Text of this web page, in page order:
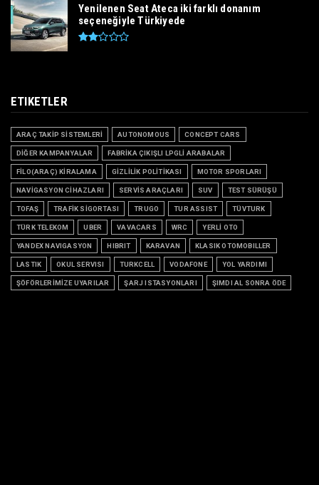
Yenilenen Seat Ateca iki farklı donanım
seçeneğiyle Türkiyede
ETIKETLER
ARAÇ TAKİP SİSTEMLERİ AUTONOMOUS CONCEPT CARS
DİĞER KAMPANYALAR FABRİKA ÇIKIŞLI LPGLİ ARABALAR
FİLO(ARAÇ) KİRALAMA GİZLİLİK POLİTİKASI MOTOR SPORLARI
NAVİGASYON CİHAZLARI SERVİS ARAÇLARI SUV TEST SÜRÜŞÜ
TOFAŞ TRAFİK SİGORTASI TRUGO TUR ASSIST TÜVTURK
TÜRK TELEKOM UBER VAVACARS WRC YERLİ OTO
YANDEX NAVIGASYON HIBRIT KARAVAN KLASIK OTOMOBILLER
LASTIK OKUL SERVISI TURKCELL VODAFONE YOL YARDIMI
ŞÖFÖRLERİMİZE UYARILAR ŞARJ ISTASYONLARI ŞIMDI AL SONRA ÖDE